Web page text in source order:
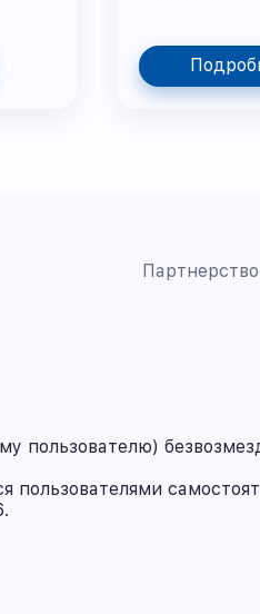
Партнерство
пользователю)